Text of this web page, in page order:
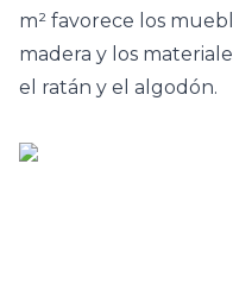
m² favorece los
madera y los
el ratán y el algodón.